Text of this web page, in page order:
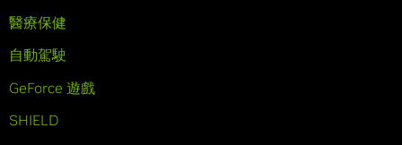
醫療保健
自動駕駛
GeForce 遊戲
SHIELD